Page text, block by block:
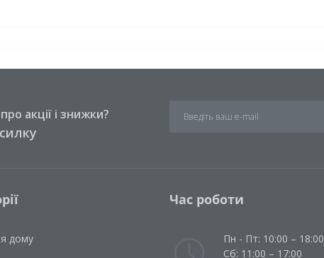
акції і знижки?
дому
Час роботи
Пн - Пт: 10:00 – 18:00
Сб: 11:00 – 17:00